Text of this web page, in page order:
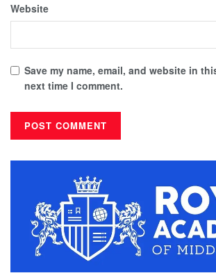
Website
Save my name, email, and website in
next time I comment.